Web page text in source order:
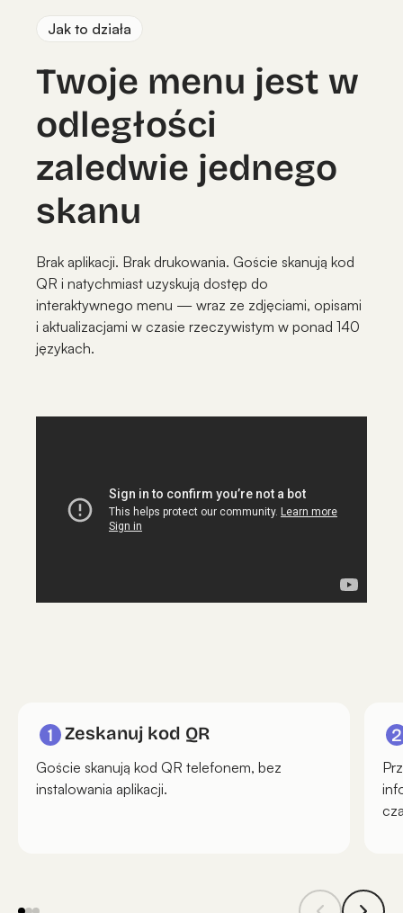
Jak to działa
Twoje menu jest w
odległości
zaledwie jednego
skanu
Brak aplikacji. Brak drukowania. Goście skanują kod
QR i natychmiast uzyskują dostęp do
interaktywnego menu — wraz ze zdjęciami, opisami
i aktualizacjami w czasie rzeczywistym w ponad 140
językach.
Zeskanuj kod QR
Goście skanują kod QR telefonem, bez
instalowania aplikacji.